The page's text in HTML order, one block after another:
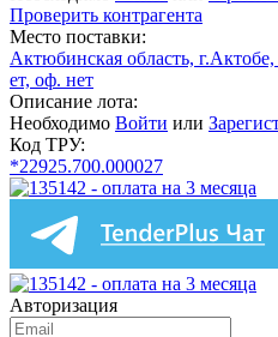
Проверить контрагента
Место поставки:
Актюбинская область,
ет, оф. нет
Описание лота:
Необходимо Войти или
Код ТРУ:
*22925.700.000027
Авторизация